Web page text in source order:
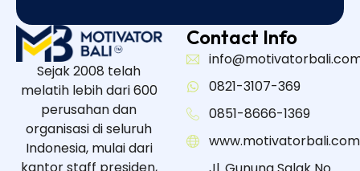
Sejak 2008 telah
melatih lebih dari 600
perusahan dan
organisasi di seluruh
Indonesia, mulai dari
Contact Info
0821-3107-369
0851-8666-1369
www.motivatorbali.com